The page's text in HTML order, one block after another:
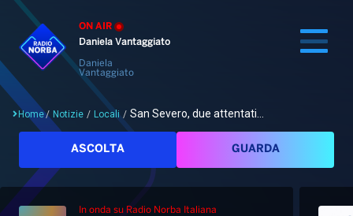
ON AIR
Daniela Vantaggiato
Daniela
Vantaggiato
Cerca
Home/ Notizie / Locali / San Severo, due attentati...
ASCOLTA GUARDA
In onda su Radio Norba Italiana